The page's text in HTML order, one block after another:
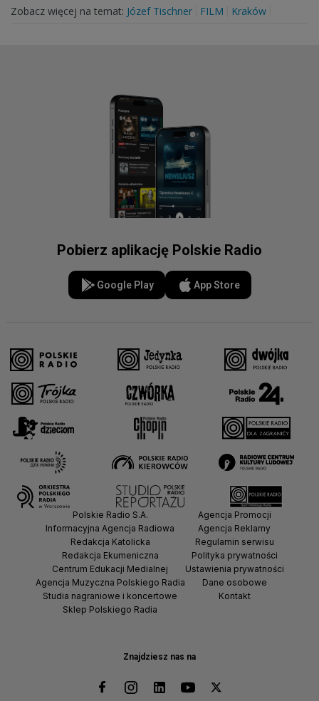
Zobacz więcej na temat: Józef Tischner FILM Kraków
Pobierz aplikację Polskie Radio
Google Play App Store
Znajdziesz nas na
Polskie Radio S.A.
Informacyjna Agencja Radiowa
Redakcja Katolicka
Redakcja Ekumeniczna
Centrum Edukacji Medialnej
Agencja Muzyczna Polskiego Radia
Studia nagraniowe i koncertowe
Sklep Polskiego Radia
Agencja Promocji
Agencja Reklamy
Regulamin serwisu
Polityka prywatności
Ustawienia prywatności
Dane osobowe
Kontakt